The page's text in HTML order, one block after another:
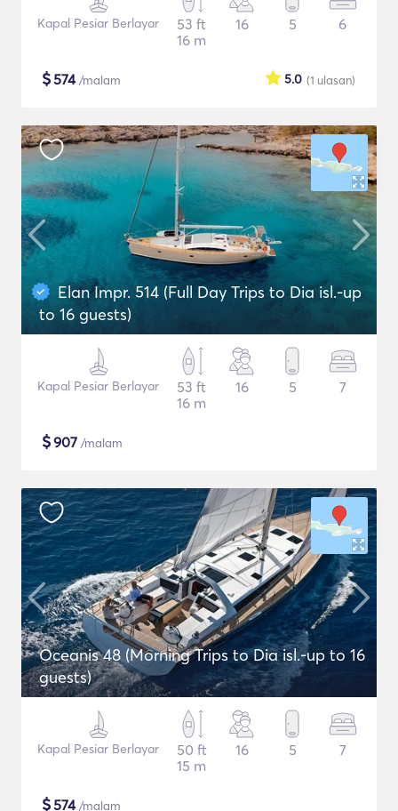
Kapal Pesiar Berlayar
53 ft
16 m
16 5 6
$574/malam (1 ulasan)
5.0
Elan Impr. 514 (Full Day Trips to Dia isl.-up
to 16 guests)
Kapal Pesiar Berlayar
53 ft
16 m
16 5 7
$907 /malam
Oceanis 48 (Morning Trips to Dia isl.-up to 16
guests)
Kapal Pesiar Berlayar
50 ft
15 m
16 5 7
$574/malam